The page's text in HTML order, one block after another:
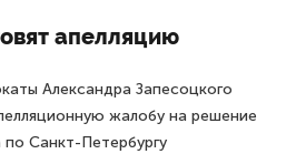
апелляцию
Александра Запесоцкого
жалобу на решение
Санкт-Петербургу